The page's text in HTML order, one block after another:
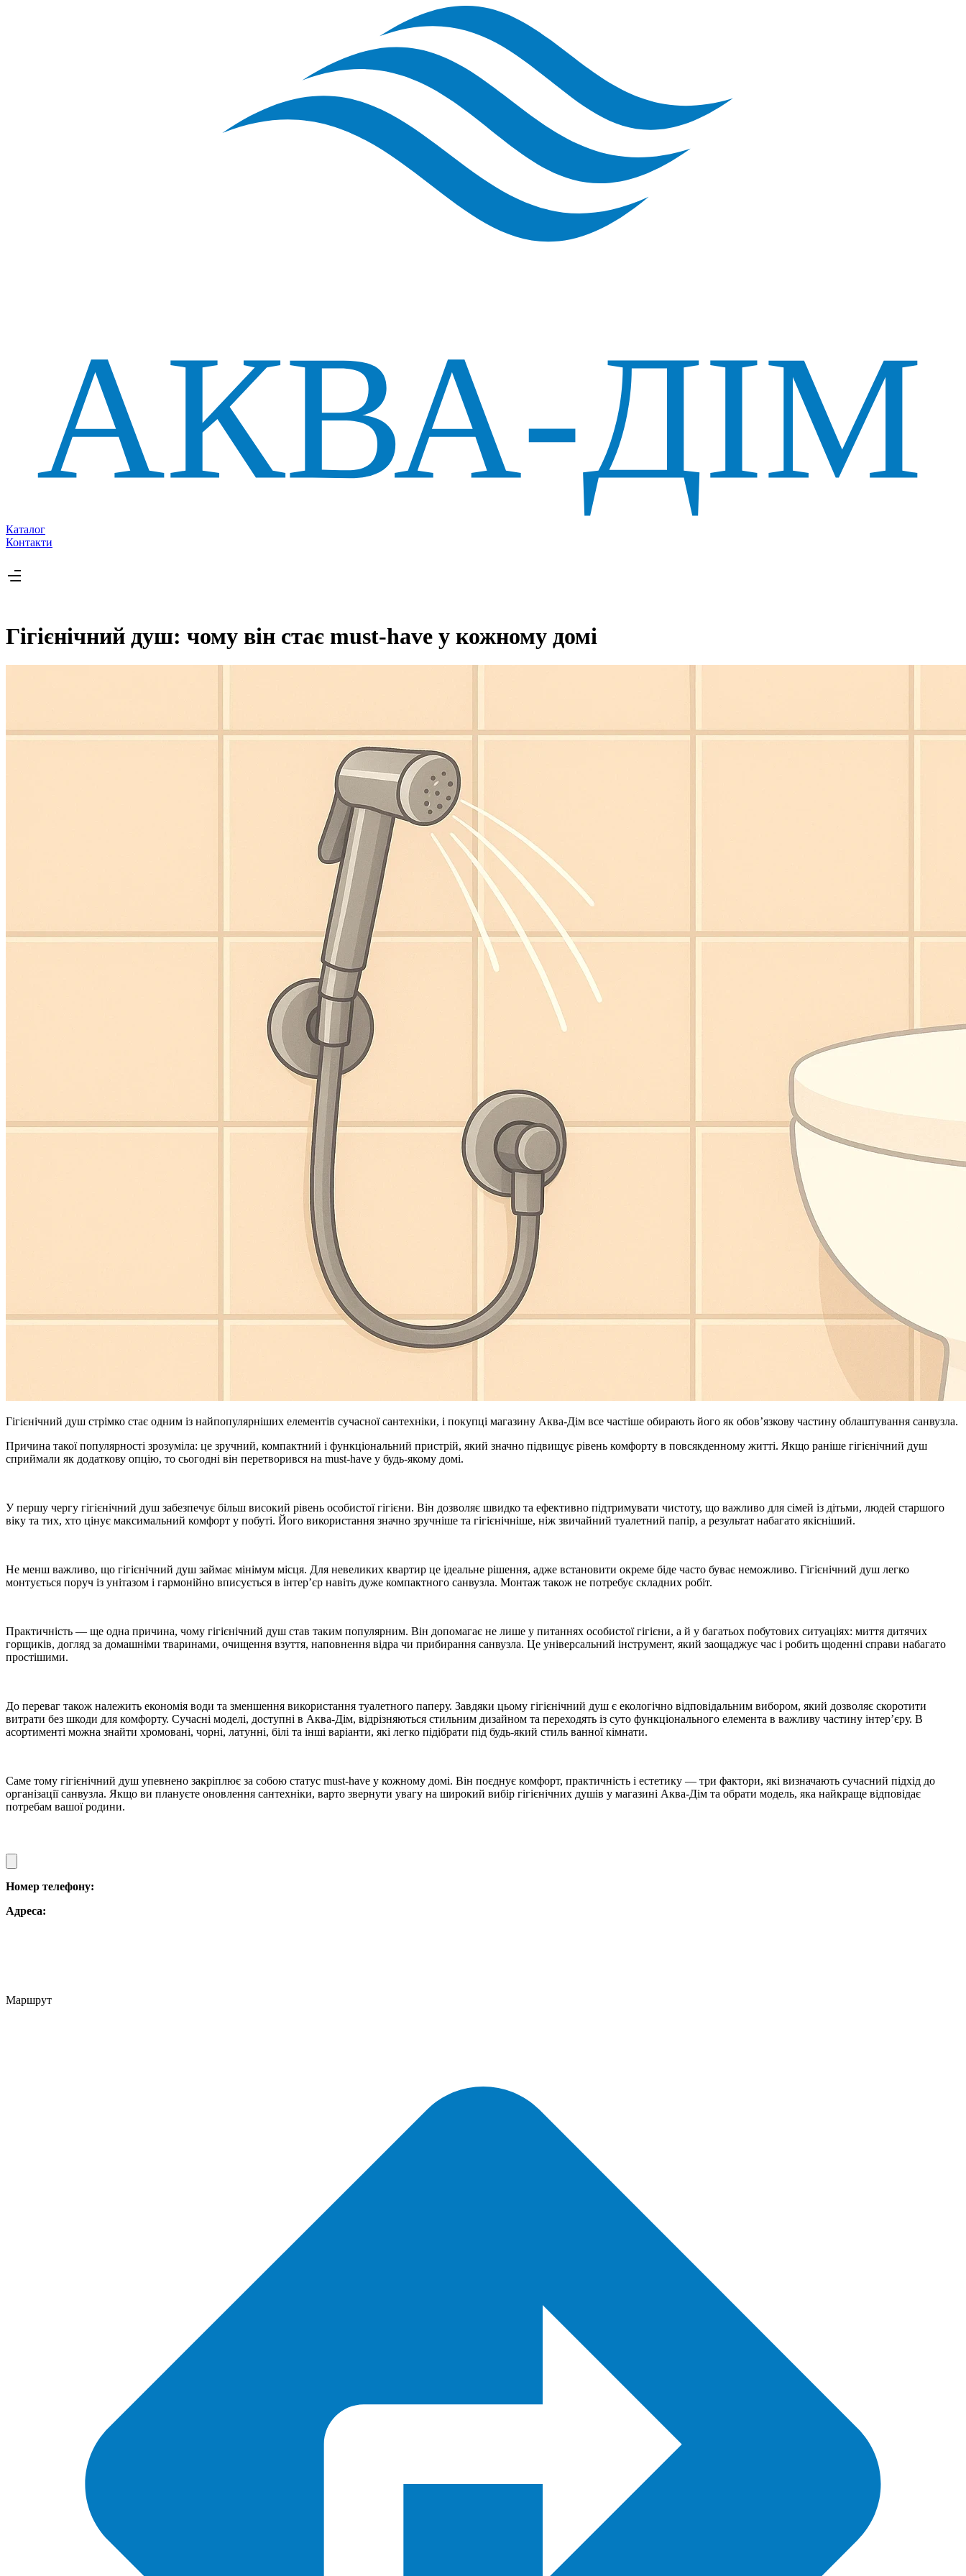
Каталог
Контакти
Гігієнічний душ: чому він стає must-have у кожному домі
Гігієнічний душ стрімко стає одним із найпопулярніших елементів сучасної сантехніки, і покупці магазину Аква-Дім все частіше обирають його як обов’язкову частину облаштування санвузла.
Причина такої популярності зрозуміла: це зручний, компактний і функціональний пристрій, який значно підвищує рівень комфорту в повсякденному житті. Якщо раніше гігієнічний душ
сприймали як додаткову опцію, то сьогодні він перетворився на must-have у будь-якому домі.
У першу чергу гігієнічний душ забезпечує більш високий рівень особистої гігієни. Він дозволяє швидко та ефективно підтримувати чистоту, що важливо для сімей із дітьми, людей старшого
віку та тих, хто цінує максимальний комфорт у побуті. Його використання значно зручніше та гігієнічніше, ніж звичайний туалетний папір, а результат набагато якісніший.
Не менш важливо, що гігієнічний душ займає мінімум місця. Для невеликих квартир це ідеальне рішення, адже встановити окреме біде часто буває неможливо. Гігієнічний душ легко
монтується поруч із унітазом і гармонійно вписується в інтер’єр навіть дуже компактного санвузла. Монтаж також не потребує складних робіт.
Практичність — ще одна причина, чому гігієнічний душ став таким популярним. Він допомагає не лише у питаннях особистої гігієни, а й у багатьох побутових ситуаціях: миття дитячих
горщиків, догляд за домашніми тваринами, очищення взуття, наповнення відра чи прибирання санвузла. Це універсальний інструмент, який заощаджує час і робить щоденні справи набагато
простішими.
До переваг також належить економія води та зменшення використання туалетного паперу. Завдяки цьому гігієнічний душ є екологічно відповідальним вибором, який дозволяє скоротити
витрати без шкоди для комфорту. Сучасні моделі, доступні в Аква-Дім, відрізняються стильним дизайном та переходять із суто функціонального елемента в важливу частину інтер’єру. В
асортименті можна знайти хромовані, чорні, латунні, білі та інші варіанти, які легко підібрати під будь-який стиль ванної кімнати.
Саме тому гігієнічний душ упевнено закріплює за собою статус must-have у кожному домі. Він поєднує комфорт, практичність і естетику — три фактори, які визначають сучасний підхід до
організації санвузла. Якщо ви плануєте оновлення сантехніки, варто звернути увагу на широкий вибір гігієнічних душів у магазині Аква-Дім та обрати модель, яка найкраще відповідає
потребам вашої родини.
Номер телефону:
Адреса:
Маршрут